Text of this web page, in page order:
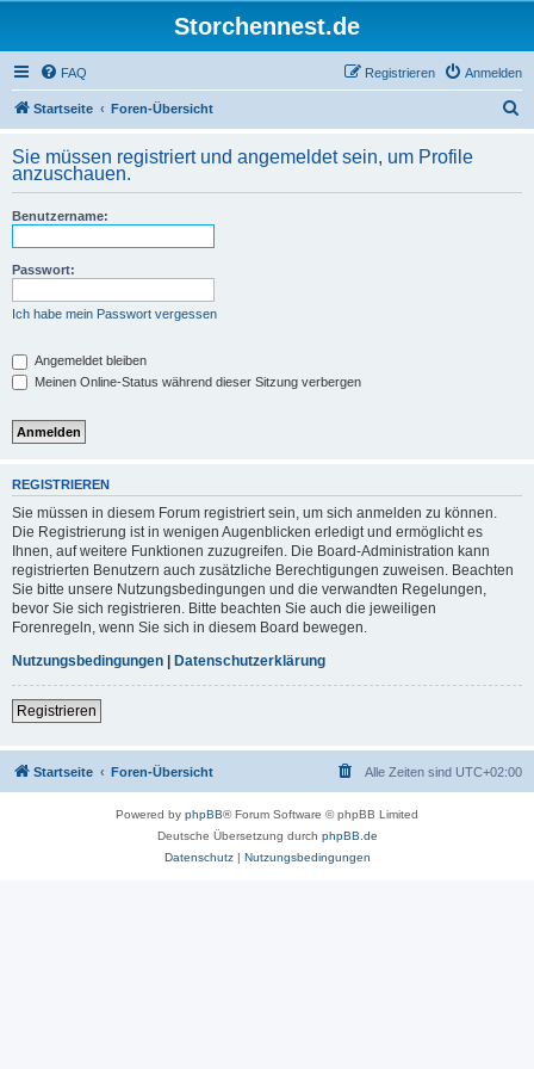
Storchennest.de
FAQ Anmelden
Registrieren
Startseite Foren-Übersicht
h
Sie müssen registriert und angemeldet sein, um Profile
anzuschauen.
Benutzername:
Passwort:
Ich habe mein Passwort vergessen
Angemeldet bleiben
Meinen Online-Status während dieser Sitzung verbergen
REGISTRIEREN
Sie müssen in diesem Forum registriert sein, um sich anmelden zu können.
Die Registrierung ist in wenigen Augenblicken erledigt und ermöglicht es
Ihnen, auf weitere Funktionen zuzugreifen. Die Board-Administration kann
registrierten Benutzern auch zusätzliche Berechtigungen zuweisen. Beachten
Sie bitte unsere Nutzungsbedingungen und die verwandten Regelungen,
bevor Sie sich registrieren. Bitte beachten Sie auch die jeweiligen
Forenregeln, wenn Sie sich in diesem Board bewegen.
Nutzungsbedingungen | Datenschutzerklärung
Registrieren
Startseite Foren-Übersicht Alle Zeiten sind UTC+02:00
Powered by phpBB® Forum Software © phpBB Limited
Deutsche Übersetzung durch phpBB.de
Datenschutz| Nutzungsbedingungen